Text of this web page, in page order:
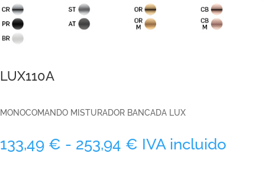
LUX110A
MONOCOMANDO MISTURADOR BANCADA LUX
133,49 € - 253,94 € Rango
IVA incluido